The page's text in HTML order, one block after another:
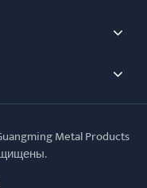
Metal Products